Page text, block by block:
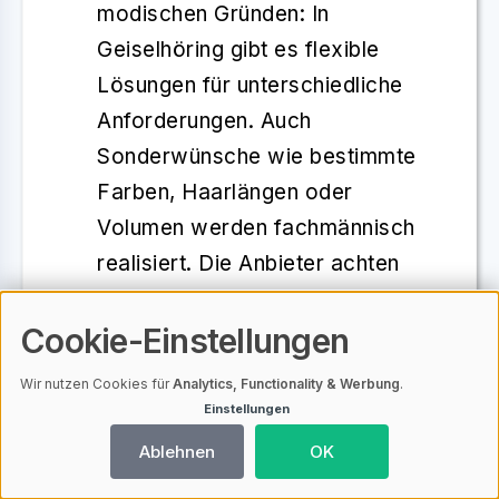
modischen Gründen: In
Geiselhöring gibt es flexible
Lösungen für unterschiedliche
Anforderungen. Auch
Sonderwünsche wie bestimmte
Farben, Haarlängen oder
Volumen werden fachmännisch
realisiert. Die Anbieter achten
darauf, dass jedes Haarsystem
an die Lebensumstände
für sportlich Aktive oder
besonders empfindliche
Kopfhaut.
Cookie-Einstellungen
Wir nutzen Cookies fürAnalytics, Functionality & Werbung.
Einstellungen
Ablehnen OK